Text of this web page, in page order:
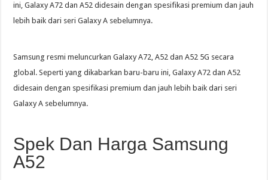
ini, Galaxy A72 dan A52 didesain dengan spesifikasi premium dan jauh
lebih baik dari seri Galaxy A sebelumnya.
Samsung resmi meluncurkan Galaxy A72, A52 dan A52 5G secara
global. Seperti yang dikabarkan baru-baru ini, Galaxy A72 dan A52
didesain dengan spesifikasi premium dan jauh lebih baik dari seri
Galaxy A sebelumnya.
Spek Dan Harga Samsung
A52